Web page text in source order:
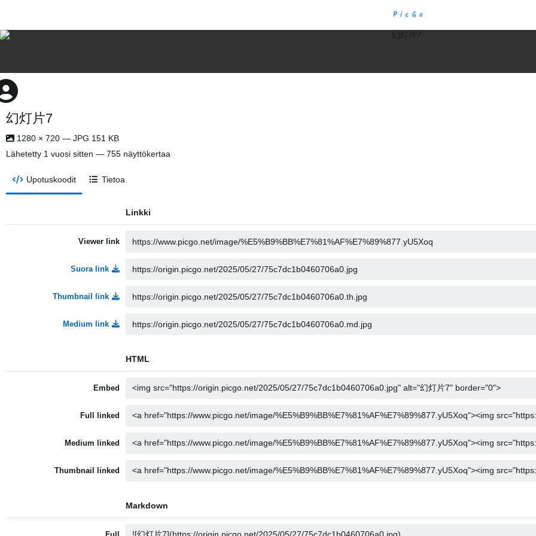
幻灯片7
1280 × 720 — JPG 151 KB
Lähetetty 1 vuosi sitten — 755 näyttökertaa
Upotuskoodit Tietoa
Linkki
Viewer link
Suora link
Thumbnail link
Medium link
HTML
Embed
Full linked
Medium linked
Thumbnail linked
Markdown